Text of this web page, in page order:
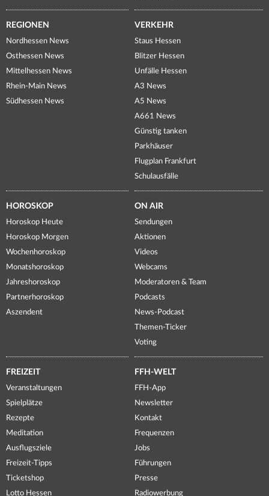
REGIONEN
Nordhessen News
Osthessen News
Mittelhessen News
Rhein-Main News
Südhessen News
VERKEHR
Staus Hessen
Blitzer Hessen
Unfälle Hessen
A3 News
A5 News
A661 News
Günstig tanken
Parkhäuser
Flugplan Frankfurt
Schulausfälle
HOROSKOP
Horoskop Heute
Horoskop Morgen
Wochenhoroskop
Monatshoroskop
Jahreshoroskop
Partnerhoroskop
Aszendent
ON AIR
Sendungen
Aktionen
Videos
Webcams
Moderatoren & Team
Podcasts
News-Podcast
Themen-Ticker
Voting
FREIZEIT
Veranstaltungen
Spielplätze
Rezepte
Meditation
Ausflugsziele
Freizeit-Tipps
Ticketshop
Lotto Hessen
FFH-WELT
FFH-App
Newsletter
Kontakt
Frequenzen
Jobs
Führungen
Presse
Radiowerbung